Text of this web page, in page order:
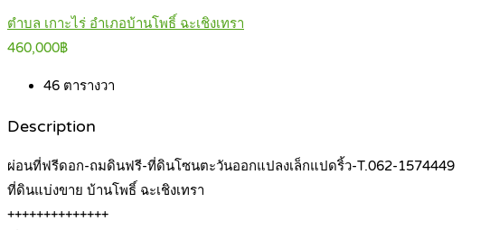
ตำบล เกาะไร่ อำเภอบ้านโพธิ์ ฉะเชิงเทรา
460,000฿
46 ตารางวา
Description
ผ่อนที่ฟรีดอก-ถมดินฟรี-ที่ดินโซนตะวันออกแปลงเล็กแปดริ้ว-T.062-1574449
ที่ดินแบ่งขาย บ้านโพธิ์ ฉะเชิงเทรา
++++++++++++++